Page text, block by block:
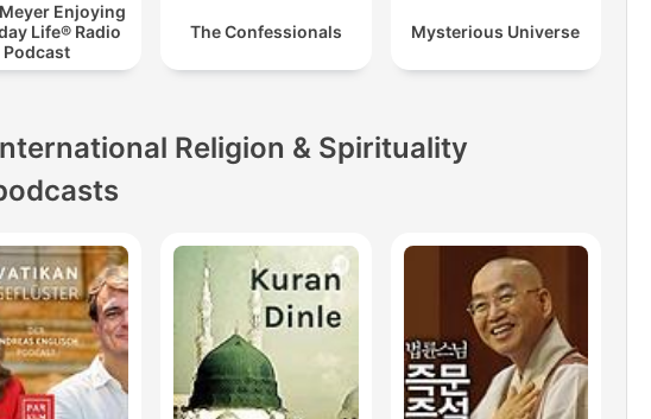
Enjoying
Life® Radio
Podcast
The Confessionals Mysterious Universe
Religion & Spirituality